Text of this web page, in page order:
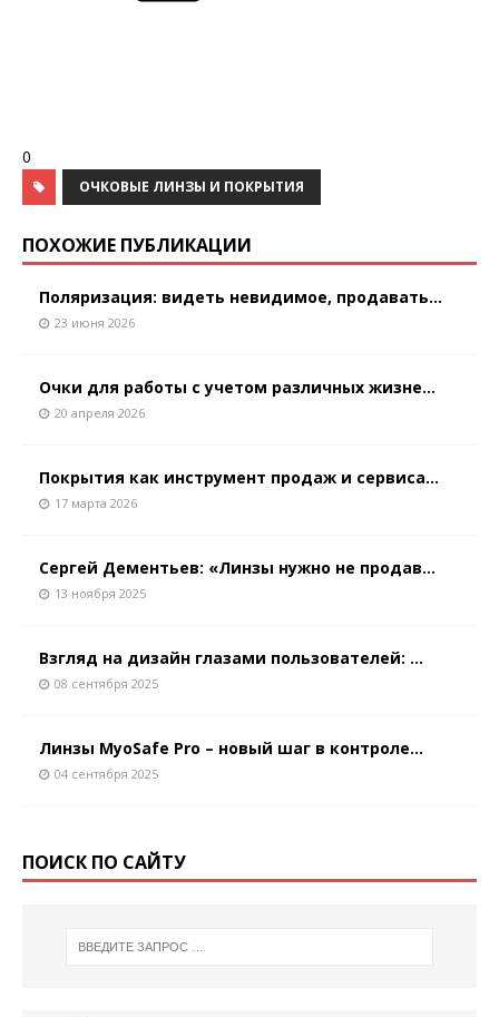
0
ОЧКОВЫЕ ЛИНЗЫ И ПОКРЫТИЯ
ПОХОЖИЕ ПУБЛИКАЦИИ
Поляризация: видеть невидимое, продавать...
23 июня 2026
Очки для работы с учетом различных жизне...
20 апреля 2026
Покрытия как инструмент продаж и сервиса...
17 марта 2026
Сергей Дементьев: «Линзы нужно не продав...
13 ноября 2025
Взгляд на дизайн глазами пользователей: ...
08 сентября 2025
Линзы MyoSafe Pro – новый шаг в контроле...
04 сентября 2025
ПОИСК ПО САЙТУ